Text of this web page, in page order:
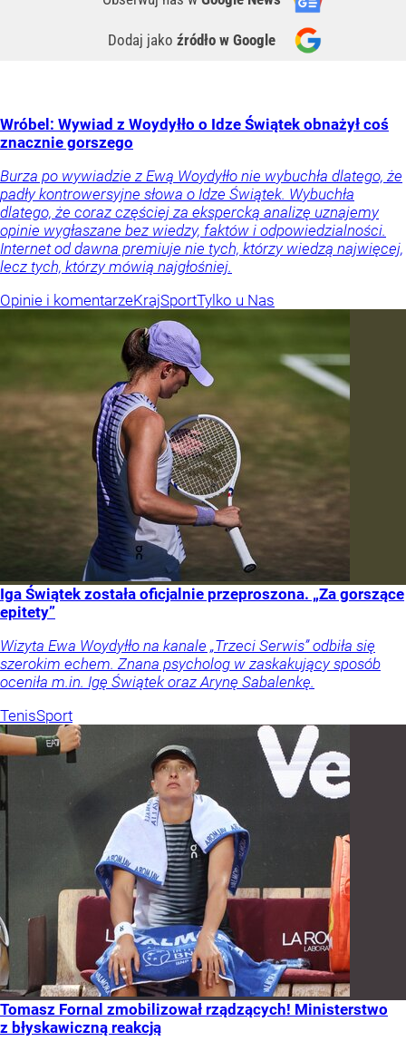
Dodaj jako źródło w Google
Wróbel: Wywiad z Woydyłło o Idze Świątek obnażył coś
znacznie gorszego
Burza po wywiadzie z Ewą Woydyłło nie wybuchła dlatego, że
padły kontrowersyjne słowa o Idze Świątek. Wybuchła
dlatego, że coraz częściej za ekspercką analizę uznajemy
opinie wygłaszane bez wiedzy, faktów i odpowiedzialności.
Internet od dawna premiuje nie tych, którzy wiedzą najwięcej,
lecz tych, którzy mówią najgłośniej.
Opinie i komentarzeKrajSportTylko u Nas
Iga Świątek została oficjalnie przeproszona. „Za gorszące
epitety”
Wizyta Ewa Woydyłło na kanale „Trzeci Serwis” odbiła się
szerokim echem. Znana psycholog w zaskakujący sposób
oceniła m.in. Igę Świątek oraz Arynę Sabalenkę.
TenisSport
Tomasz Fornal zmobilizował rządzących! Ministerstwo
z błyskawiczną reakcją